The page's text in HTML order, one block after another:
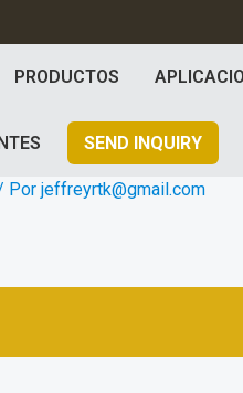
PRODUCTOS
SEND INQUIRY
Por jeffreyrtk@gmail.com